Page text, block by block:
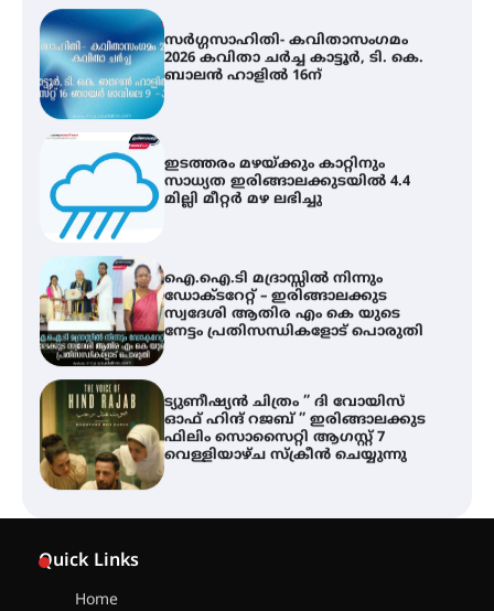
സർഗ്ഗസാഹിതി- കവിതാസംഗമം
2026 കവിതാ ചർച്ച കാട്ടൂർ, ടി. കെ.
ബാലൻ ഹാളിൽ 16ന്
ഇടത്തരം മഴയ്ക്കും കാറ്റിനും
സാധ്യത ഇരിങ്ങാലക്കുടയിൽ 4.4
മില്ലി മീറ്റർ മഴ ലഭിച്ചു
ഐ.ഐ.ടി മദ്രാസ്സിൽ നിന്നും
ഡോക്ടറേറ്റ് – ഇരിങ്ങാലക്കുട
സ്വദേശി ആതിര എം കെ യുടെ
നേട്ടം പ്രതിസന്ധികളോട് പൊരുതി
ട്യുണീഷ്യൻ ചിത്രം ” ദി വോയിസ്
ഓഫ് ഹിന്ദ് റജബ് ” ഇരിങ്ങാലക്കുട
ഫിലിം സൊസൈറ്റി ആഗസ്റ്റ് 7
വെള്ളിയാഴ്ച സ്‌ക്രീൻ ചെയ്യുന്നു
Quick Links
Home